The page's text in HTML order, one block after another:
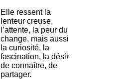
Elle ressent la
lenteur creuse,
l’attente, la peur du
change, mais aussi
la curiosité, la
fascination, la désir
de connaître, de
partager.